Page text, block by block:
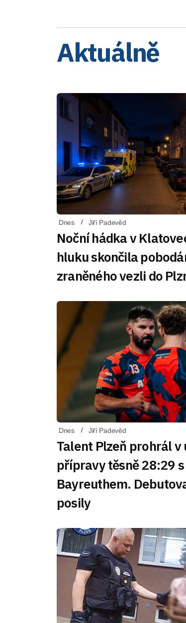
Aktuálně
Dnes Jiří Padevěd
Noční hádka v
hluku skončila
zraněného vezli do
Dnes Jiří Padevěd
Talent Plzeň prohrál v
přípravy těsně 28:29 s
Bayreuthem.
posily